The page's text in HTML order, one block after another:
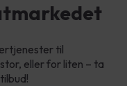
til
eller for liten – ta